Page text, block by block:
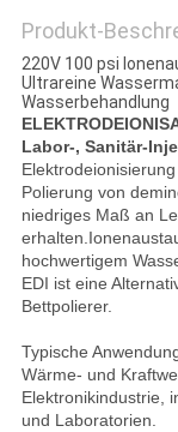
Produkt-
220V 100 psi
Ultrareine
Wasserbehandlung
Labor-, Sanitär-
Polierung von
niedriges Maß an
hochwertigem
EDI ist eine
Bettpolierer.
Typische
Wärme- und
Elektronikindustrie,
und Laboratorien.